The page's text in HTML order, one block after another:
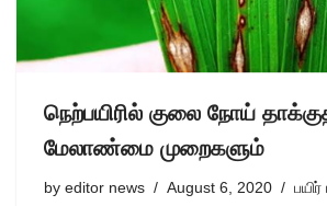
நெற்பயிரில் குலை நோய்
மேலாண்மை முறைகளும்
by editor news August 6, 2020 பயிர்